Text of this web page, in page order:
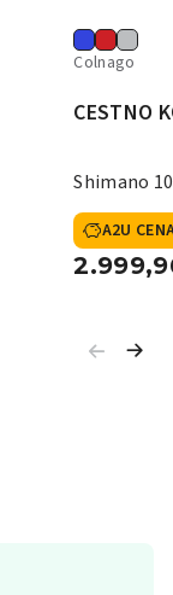
Colnago
CESTNO
Shimano
A2U